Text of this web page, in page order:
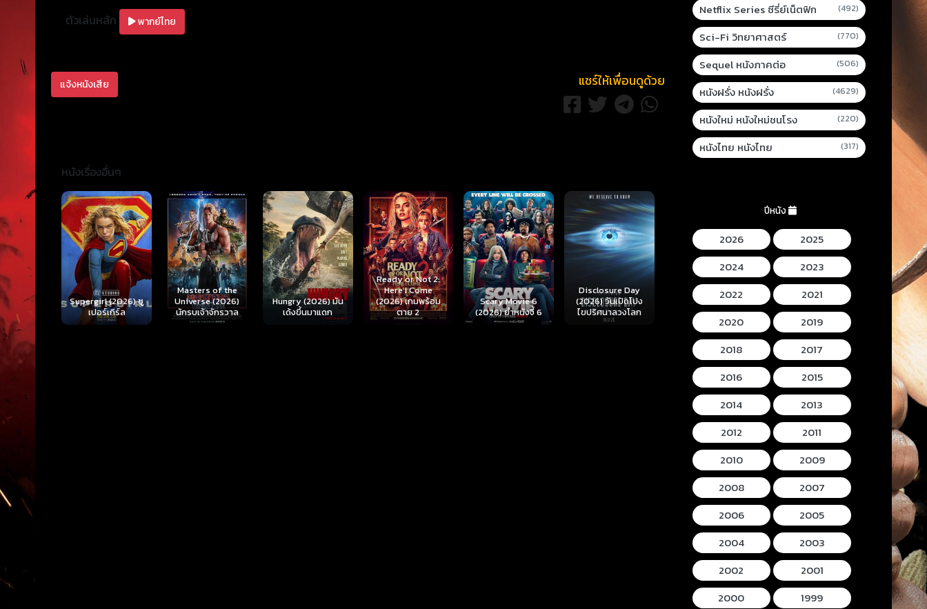
ตัวเล่นหลัก พากย์ไทย
แจ้งหนังเสีย แชร์ให้เพื่อนดูด้วย
หนังเรื่องอื่นๆ
(2026) ซู
เกิร์ล
Masters of the
Universe (2026)
นักรบเจ้าจักรวาล
Hungry (2026) มัน
เด้งขึ้นมาแดก
Ready or Not 2:
Here I Come
(2026) เกมพร้อม
ตาย 2
Scary Movie 6
(2026) ยำหนังจี้ 6
Disclosure Day
(2026) วันเปิดโปง
ไขปริศนาลวงโลก
Backrooms (2026)
นรกห้องลับ
Hokum (2026) ห้อง
กุมวิญญาณ
Mortal Kombat II
(2026) มอร์ทัล คอม
แบท 2
Lee
Mummy
โครนิน เดอ
Netflix Series ซีรี่ย์เน็ตฟิก (492)
Sci-Fi วิทยาศาสตร์ (770)
Sequel หนังภาคต่อ (506)
หนังฝรั่ง หนังฝรั่ง (4629)
หนังใหม่ หนังใหม่ชนโรง (220)
หนังไทย หนังไทย (317)
ปีหนัง
2026
2025
2024
2023
2022
2021
2020
2019
2018
2017
2016
2015
2014
2013
2012
2011
2010
2009
2008
2007
2006
2005
2004
2003
2002
2001
2000
1999